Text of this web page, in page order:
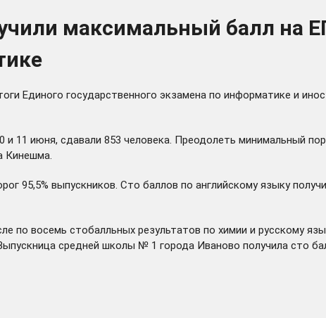
максимальный балл на
Единого государственного экзамена по информатике и
июня, сдавали 853 человека. Преодолеть минимальный
Кинешма.
95,5% выпускников. Сто баллов по английскому языку
восемь стобалльных результатов по химии и русскому
средней школы № 1 города Иваново получила сто